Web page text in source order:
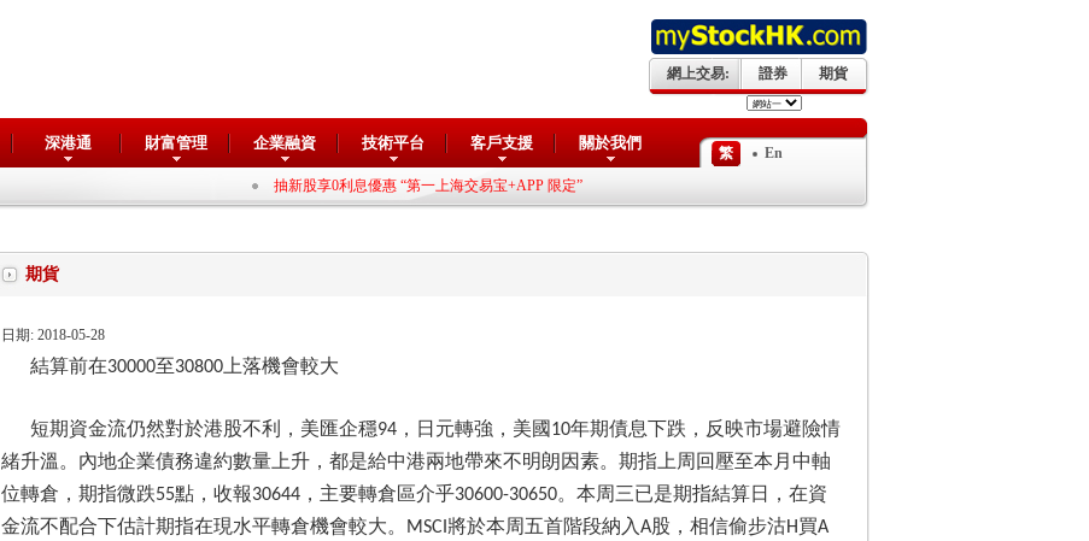
網上交易: 證券 期貨
深港通 財富管理 企業融資 技術平台 客戶支援 關於我們
繁
En
抽新股享0利息優惠 “第一上海交易宝+APP 限定”
期貨
日期: 2018-05-28
結算前在30000至30800上落機會較大
短期資金流仍然對於港股不利，美匯企穩94 ，日元轉強，美國10年期債息下跌，反映市場避險情
緒升溫。內地企業債務違約數量上升，都是給中港兩地帶來不明朗因素。期指上周回壓至本月中軸
位轉倉，期指微跌55點，收報30644 ，主要轉倉區介乎30600-30650。本周三已是期指結算日，在資
金流不配合下估計期指在現水平轉倉機會較大。
MSCI 將於本周五首階段納入A股，相信偷步沽H買A